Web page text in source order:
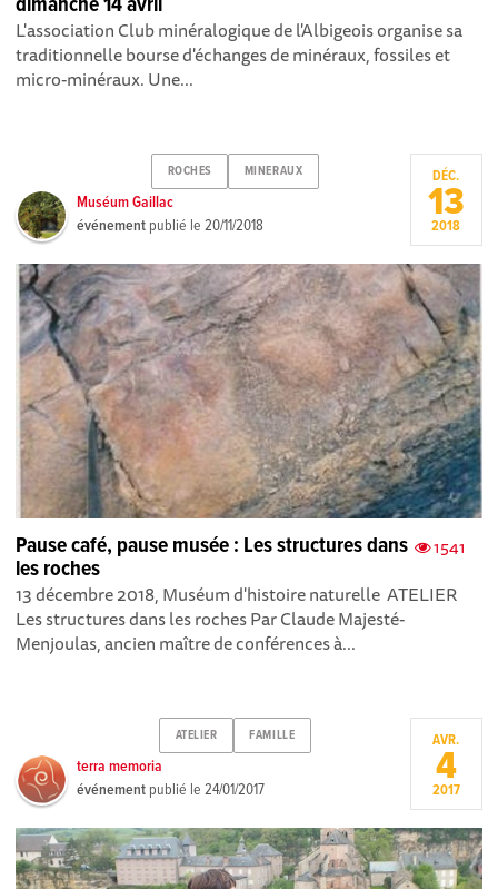
L'association Club minéralogique de l'Albigeois organise sa
traditionnelle bourse d'échanges de minéraux, fossiles et
micro-minéraux. Une...
ROCHES MINERAUX
Muséum Gaillac
événement publié le20/11/2018
DÉC.
13
2018
1541
Pause café, pause musée : Les structures dans
les roches
13 décembre 2018, Muséum d'histoire naturelle ATELIER
Les structures dans les roches Par Claude Majesté-
Menjoulas, ancien maître de conférences à...
ATELIER FAMILLE
terra memoria
événement publié le24/01/2017
AVR.
4
2017